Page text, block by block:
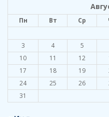
Пн Вт Ср
3
4 5
10
11 12
17
18 19
24
25 26
31